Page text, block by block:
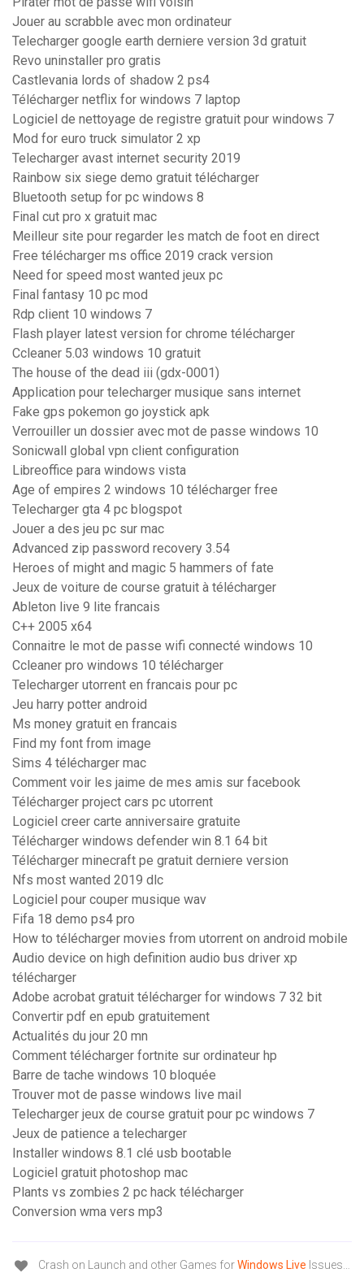
Jouer au scrabble avec mon ordinateur
Telecharger google earth derniere version 3d gratuit
Revo uninstaller pro gratis
Castlevania lords of shadow 2 ps4
Télécharger netflix for windows 7 laptop
Logiciel de nettoyage de registre gratuit pour windows 7
Mod for euro truck simulator 2 xp
Telecharger avast internet security 2019
Rainbow six siege demo gratuit télécharger
Bluetooth setup for pc windows 8
Final cut pro x gratuit mac
Meilleur site pour regarder les match de foot en direct
Free télécharger ms office 2019 crack version
Need for speed most wanted jeux pc
Final fantasy 10 pc mod
Rdp client 10 windows 7
Flash player latest version for chrome télécharger
Ccleaner 5.03 windows 10 gratuit
The house of the dead iii (gdx-0001)
Application pour telecharger musique sans internet
Fake gps pokemon go joystick apk
Verrouiller un dossier avec mot de passe windows 10
Sonicwall global vpn client configuration
Libreoffice para windows vista
Age of empires 2 windows 10 télécharger free
Telecharger gta 4 pc blogspot
Jouer a des jeu pc sur mac
Advanced zip password recovery 3.54
Heroes of might and magic 5 hammers of fate
Jeux de voiture de course gratuit à télécharger
Ableton live 9 lite francais
C++ 2005 x64
Connaitre le mot de passe wifi connecté windows 10
Ccleaner pro windows 10 télécharger
Telecharger utorrent en francais pour pc
Jeu harry potter android
Ms money gratuit en francais
Find my font from image
Sims 4 télécharger mac
Comment voir les jaime de mes amis sur facebook
Télécharger project cars pc utorrent
Logiciel creer carte anniversaire gratuite
Télécharger windows defender win 8.1 64 bit
Télécharger minecraft pe gratuit derniere version
Nfs most wanted 2019 dlc
Logiciel pour couper musique wav
Fifa 18 demo ps4 pro
How to télécharger movies from utorrent on android mobile
Audio device on high definition audio bus driver xp
télécharger
Adobe acrobat gratuit télécharger for windows 7 32 bit
Convertir pdf en epub gratuitement
Actualités du jour 20 mn
Comment télécharger fortnite sur ordinateur hp
Barre de tache windows 10 bloquée
Trouver mot de passe windows live mail
Telecharger jeux de course gratuit pour pc windows 7
Jeux de patience a telecharger
Installer windows 8.1 clé usb bootable
Logiciel gratuit photoshop mac
Plants vs zombies 2 pc hack télécharger
Conversion wma vers mp3
Crash on Launch and other Games forWindows Live Issues…